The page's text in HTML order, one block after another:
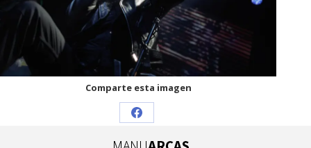
Comparte esta imagen
Share
on